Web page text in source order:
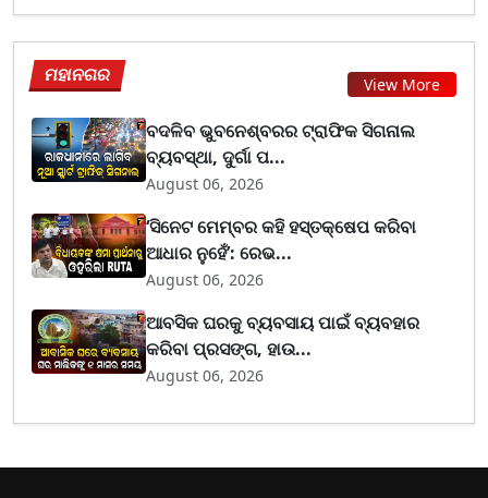
ମହାନଗର View More
ବଦଳିବ ଭୁବନେଶ୍ବରର ଟ୍ରାଫିକ ସିଗନାଲ
ବ୍ୟବସ୍ଥା, ଦୁର୍ଗା ପ...
August 06, 2026
‘ସିନେଟ ମେମ୍ବର କହି ହସ୍ତକ୍ଷେପ କରିବା
ଆଧାର ନୁହେଁ’: ରେଭ...
August 06, 2026
ଆବସିକ ଘରକୁ ବ୍ୟବସାୟ ପାଇଁ ବ୍ୟବହାର
କରିବା ପ୍ରସଙ୍ଗ, ହାଉ...
August 06, 2026